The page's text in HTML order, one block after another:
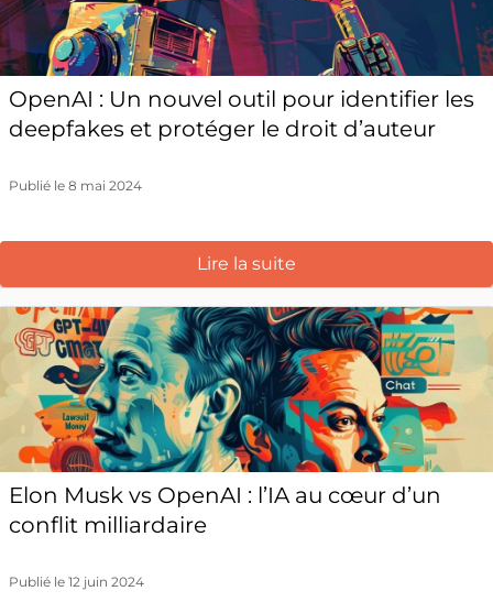
OpenAI : Un nouvel outil pour identifier les
deepfakes et protéger le droit d’auteur
Publié le 8 mai 2024
Lire la suite
Elon Musk vs OpenAI : l’IA au cœur d’un
conflit milliardaire
Publié le 12 juin 2024